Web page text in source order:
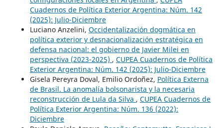
Cuadernos de Política Exterior Argentina: Núm. 142
(2025): Julio-Diciembre
Luciano Anzelini, Occidentalización dogmática en
política exterior y desnacionalización estratégica en
defensa nacional: el gobierno de Javier Milei en
perspectiva (2023-2025) , CUPEA Cuadernos de Política
Exterior Argentina: Núm. 142 (2025): Julio-Diciembre
Gisela Pereyra Doval, Emilio Ordoñez, Política Externa
de Brasil. La anomalía bolsonarista y la necesaria
reconstrucción de Lula da Silva , CUPEA Cuadernos de
Política Exterior Argentina: Núm. 136 (2022):
Diciembre